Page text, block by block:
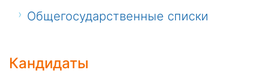
Общегосударственные списки
Кандидаты